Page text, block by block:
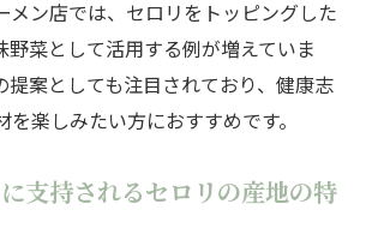
メン店では、セロリをトッピングした
野菜として活用する例が増えていま
提案としても注目されており、健康志
楽しみたい方におすすめです。
支持されるセロリの産地の特